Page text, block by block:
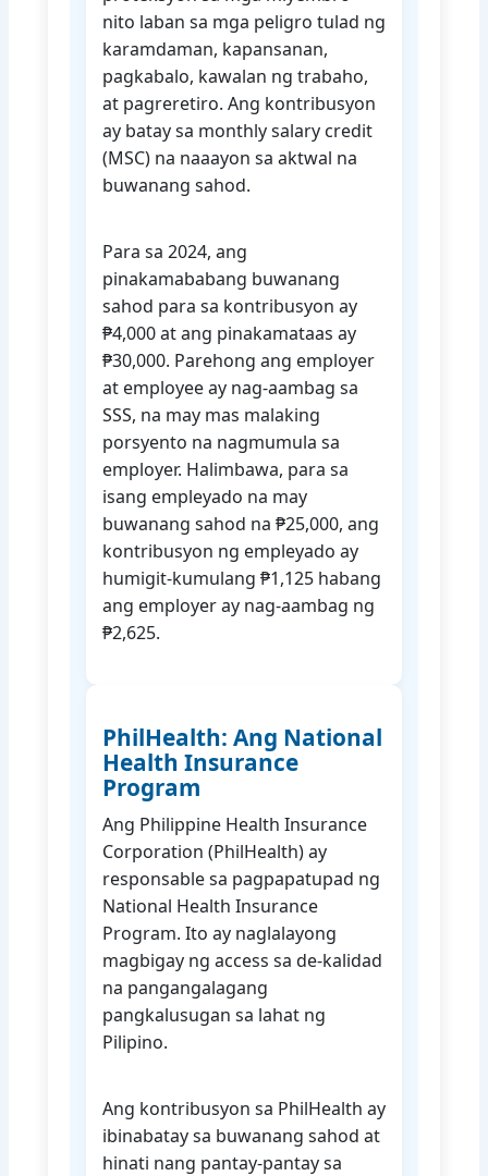
nito laban sa mga peligro tulad ng
karamdaman, kapansanan,
pagkabalo, kawalan ng trabaho,
at pagreretiro. Ang kontribusyon
ay batay sa monthly salary credit
(MSC) na naaayon sa aktwal na
buwanang sahod.
Para sa 2024, ang
pinakamababang buwanang
sahod para sa kontribusyon ay
₱4,000 at ang pinakamataas ay
₱30,000. Parehong ang employer
at employee ay nag-aambag sa
SSS, na may mas malaking
porsyento na nagmumula sa
employer. Halimbawa, para sa
isang empleyado na may
buwanang sahod na ₱25,000, ang
kontribusyon ng empleyado ay
humigit-kumulang ₱1,125 habang
ang employer ay nag-aambag ng
₱2,625.
PhilHealth: Ang National
Health Insurance
Program
Ang Philippine Health Insurance
Corporation (PhilHealth) ay
responsable sa pagpapatupad ng
National Health Insurance
Program. Ito ay naglalayong
magbigay ng access sa de-kalidad
na pangangalagang
pangkalusugan sa lahat ng
Pilipino.
Ang kontribusyon sa PhilHealth ay
ibinabatay sa buwanang sahod at
hinati nang pantay-pantay sa